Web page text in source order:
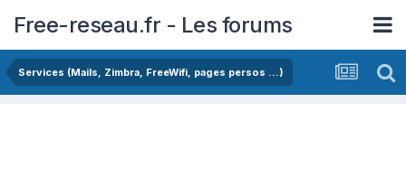
Free-reseau.fr - Les forums
Services (Mails, Zimbra, FreeWifi, pages persos ...)